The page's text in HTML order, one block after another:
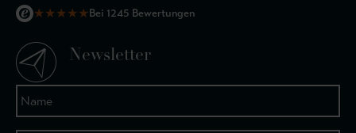
★★★★★Bei 1245 Bewertungen
Newsletter